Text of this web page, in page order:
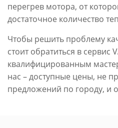
перегрев мотора, от
достаточное количество
Чтобы решить проблему
стоит обратиться в сервис
квалифицированным
нас – доступные цены, не
предложений по городу, и